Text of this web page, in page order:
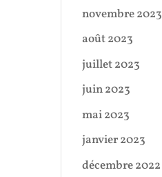
novembre 2023
août 2023
juillet 2023
juin 2023
mai 2023
janvier 2023
décembre 2022